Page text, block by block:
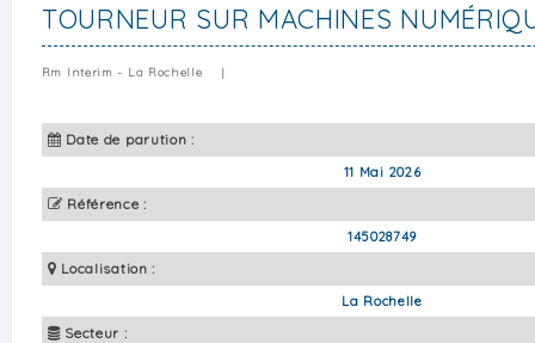
TOURNEUR SUR MACHINES
Rm Interim - La Rochelle |
Date de parution :
11 Mai 2026
Référence :
145028749
Localisation :
La Rochelle
Secteur :